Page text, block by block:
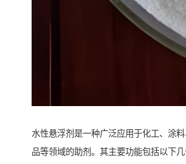
水性悬浮剂是一种广泛应用于化工、涂
品等领域的助剂。其主要功能包括以下几